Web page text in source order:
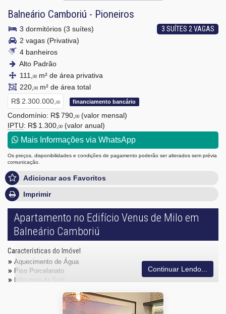
Balneário Camboriú - Pioneiros
3 SUÍTES 2 VAGAS
3 dormitórios (3 suítes)
2 vagas (Privativa)
4 banheiros
Alto Padrão
111,
00m² de área privativa
220, 00m² de área total
R$ 2.300.000, 00 financiamento bancário
Condomínio: R$ 790, 00 (valor mensal)
IPTU: R$ 1.300, 00 (valor anual)
Mais Informações via WhatsApp
Os preços, disponibilidades e condições de pagamento poderão ser alterados sem prévia
comunicação.
Adicionar aos Favoritos
Imprimir
Apartamento no Edifício Venus de Milo em
Balneário Camboriú
Características do Imóvel
Aquecimento de Água
Piso Porcelanato
Infra para Ar Split
Acabamento em Gesso
Continuar Lendo...